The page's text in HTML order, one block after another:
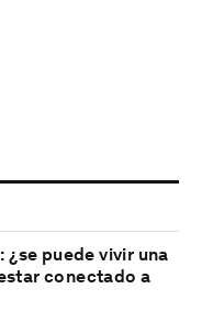
¿se puede vivir una
conectado a